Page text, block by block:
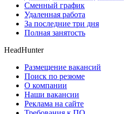
Сменный график
Удаленная работа
За последние три дня
Полная занятость
HeadHunter
Размещение вакансий
Поиск по резюме
О компании
Наши вакансии
Реклама на сайте